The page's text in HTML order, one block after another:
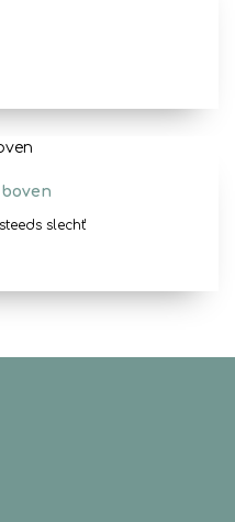
slecht'